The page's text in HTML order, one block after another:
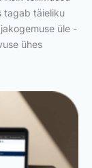
tagab täieliku
üle -
ühes